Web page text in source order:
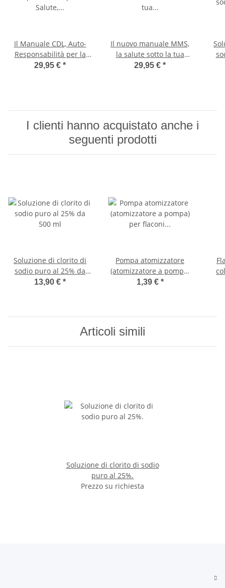
Il Manuale CDL, Auto-
Responsabilità per la
Salute, 8a edizione con
29,95 € *
Il nuovo manuale MMS,
la salute sotto la tua
responsabilità. Dott.
29,95 € *
I clienti hanno acquistato anche i
seguenti prodotti
Soluzione di clorito di
sodio puro al 25% da
500 ml
13,90 € *
Pompa atomizzatore
(atomizzatore a pompa)
per flaconi contagocce
1,39 € *
Articoli simili
Soluzione di clorito di sodio
puro al 25%.
Prezzo su richiesta